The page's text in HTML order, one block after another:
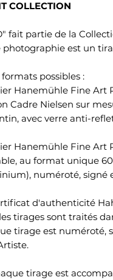
COLLECTION
fait partie de la
photographie est un
possibles :
Hanemühle Fine Art
Cadre Nielsen sur
avec verre anti-
Hanemühle Fine Art
au format unique
numéroté, signé
d'authenticité
tirages sont traités
tirage est numéroté,
tirage est